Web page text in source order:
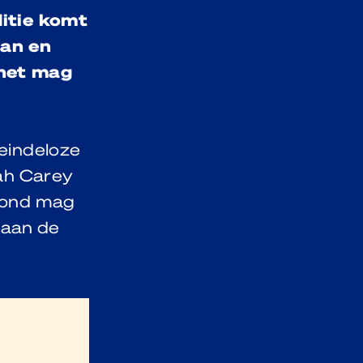
komt
en
mag
Carey
mag
de